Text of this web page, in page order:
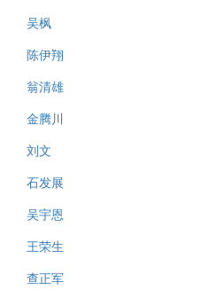
吴枫
陈伊翔
翁清雄
金腾川
刘文
石发展
吴宇恩
王荣生
查正军